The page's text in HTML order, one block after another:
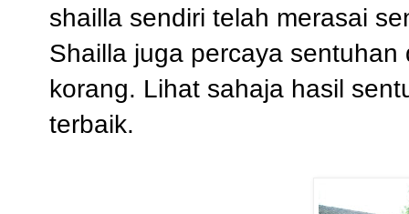
shailla sendiri telah merasai
Shailla juga percaya
korang. Lihat sahaja hasil
terbaik.